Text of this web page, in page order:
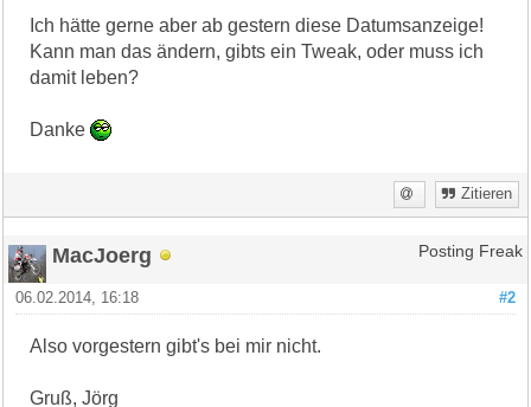
Ich hätte gerne aber ab gestern diese Datumsanzeige!
Kann man das ändern, gibts ein Tweak, oder muss ich
damit leben?
Danke
Zitieren
MacJoerg Posting Freak
#2
06.02.2014, 16:18
Also vorgestern gibt's bei mir nicht.
Gruß, Jörg